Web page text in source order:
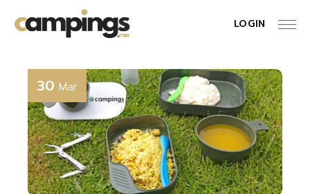
the
content
LOGIN
30 Mar